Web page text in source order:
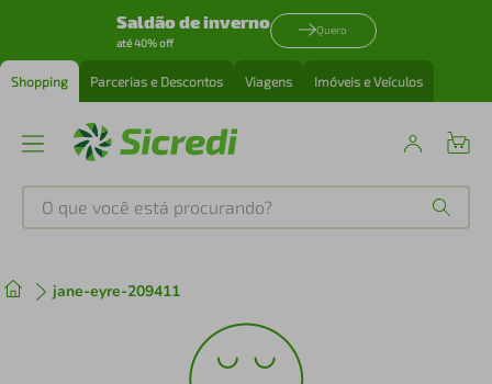
Saldão de inverno
até 40% off
Quero
Shopping Parcerias e Descontos Viagens Imóveis e Veículos
O que você está procurando?
jane-eyre-209411